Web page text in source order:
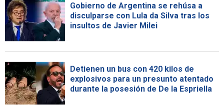
Gobierno de Argentina se rehúsa a
disculparse con Lula da Silva tras los
insultos de Javier Milei
Detienen un bus con 420 kilos de
explosivos para un presunto atentado
durante la posesión de De la Espriella